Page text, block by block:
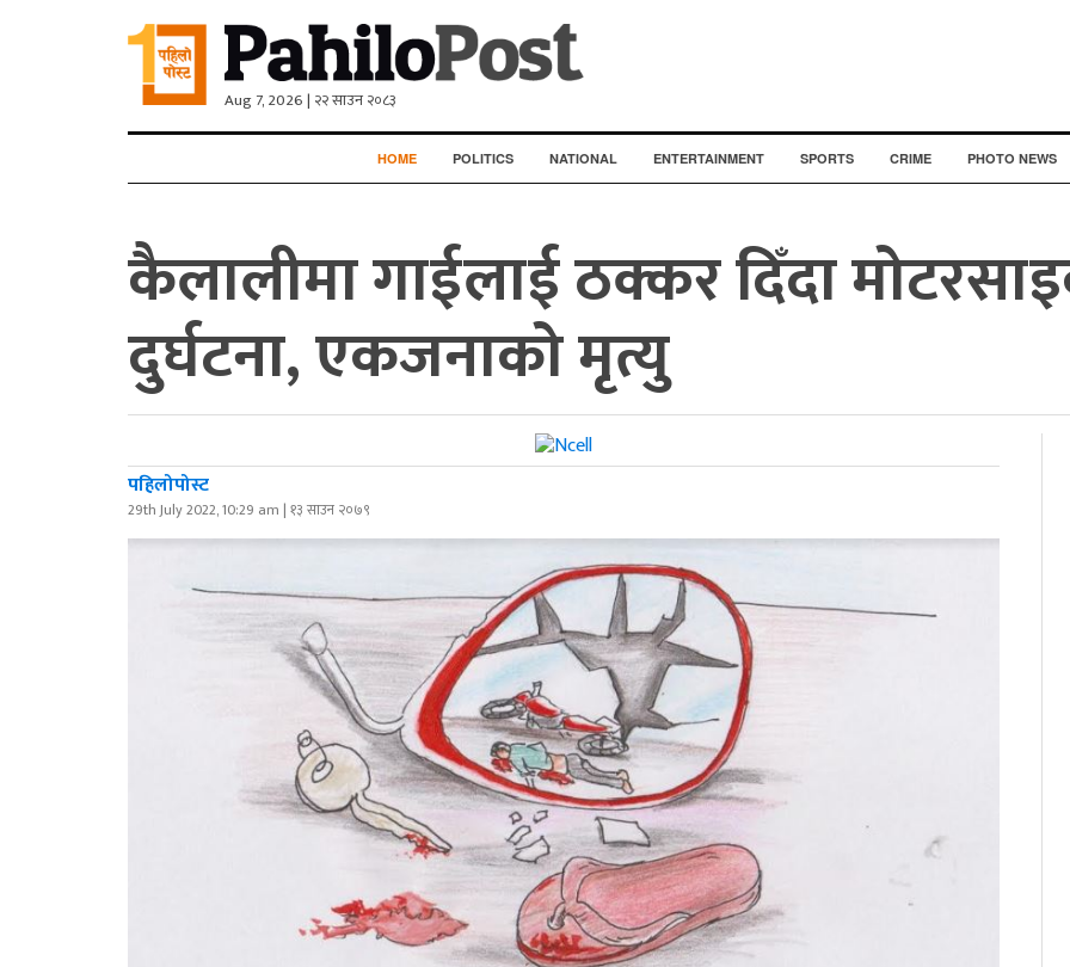
Aug 7, 2026 | २२ साउन २०८३
HOME POLITICS NATIONAL ENTERTAINMENT SPORTS CRIME PHOTO NEWS
कैलालीमा गाईलाई ठक्कर दिँदा
दुर्घटना, एकजनाको मृत्यु
पहिलोपोस्ट
29th July 2022, 10:29 am | १३ साउन २०७९